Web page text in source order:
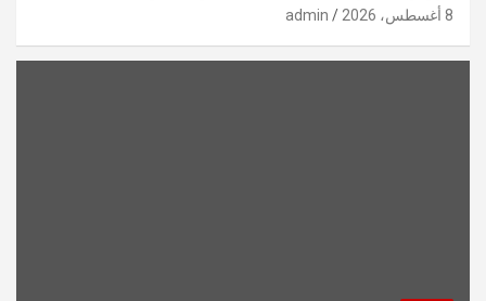
8 أغسطس، 2026 admin